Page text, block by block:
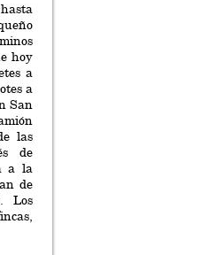
hoy
a
a
San
las
de
a la
de
Los